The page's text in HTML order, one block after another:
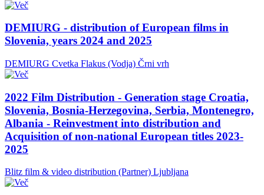
DEMIURG - distribution of European films in
Slovenia, years 2024 and 2025
DEMIURG Cvetka Flakus (Vodja) Črni vrh
2022 Film Distribution - Generation stage Croatia,
Slovenia, Bosnia-Herzegovina, Serbia, Montenegro,
Albania - Reinvestment into distribution and
Acquisition of non-national European titles 2023-
2025
Blitz film & video distribution (Partner) Ljubljana